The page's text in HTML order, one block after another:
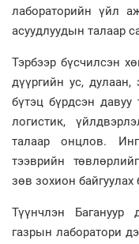
лабораторийн үйл
асуудлуудын талаар
Тэрбээр бүсчилсэн
дүүргийн ус,
бүтэц бүрдсэн
логистик,
талаар онцлов.
тээврийн
зөв зохион
Түүнчлэн Багануур
газрын лаборатори